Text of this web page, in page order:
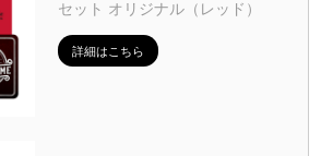
セット オリジナル（レッド）
詳細はこちら